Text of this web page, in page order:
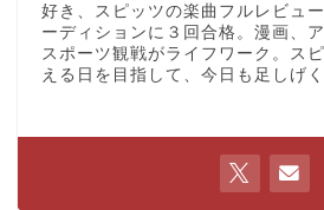
好き、スピッツの楽曲フルレビュ
ーディションに３回合格。漫画、
スポーツ観戦がライフワーク。ス
える日を目指して、今日も足しげ